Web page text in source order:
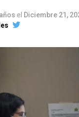
el Diciembre 21,